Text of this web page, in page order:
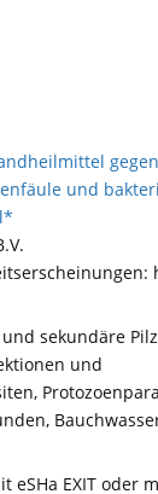
gegen
und
sekundäre
und
eSHa EXIT oder